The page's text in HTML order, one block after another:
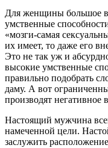
Для женщины большое
умственные
«мозги-самая
их имеет, то даже его
Это не так уж и
высокие умственные
правильно подобрать
даму. А вот
производят негативное
Настоящий мужчина
намеченной цели.
заслужить